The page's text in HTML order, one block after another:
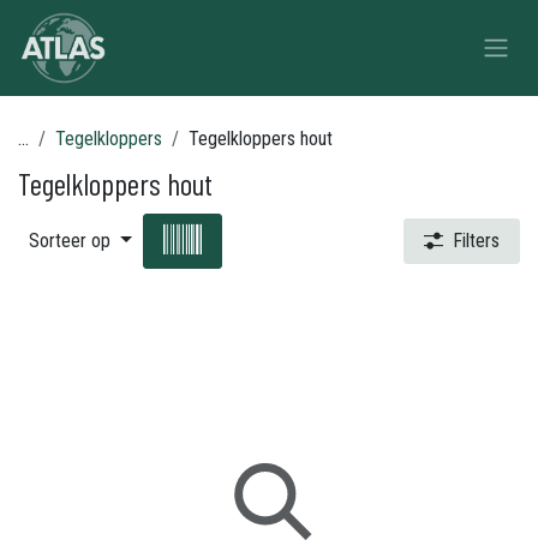
Overslaan naar inhoud
... Tegelkloppers Tegelkloppers hout
Tegelkloppers hout
Sorteer op Filters